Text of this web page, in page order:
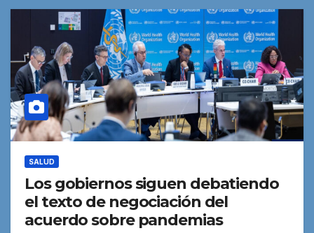
SALUD
Los gobiernos siguen debatiendo
el texto de negociación del
acuerdo sobre pandemias